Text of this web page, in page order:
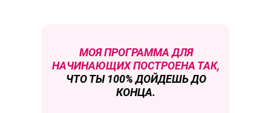
МОЯ ПРОГРАММА ДЛЯ
НАЧИНАЮЩИХПОСТРОЕНА ТАК,
ЧТО ТЫ 100% ДОЙДЕШЬ ДО
КОНЦА.